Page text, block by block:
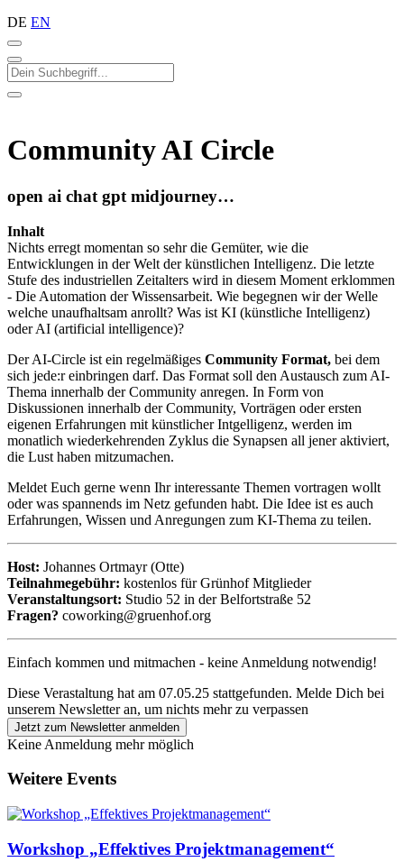
DE EN
Community AI Circle
open ai chat gpt midjourney…
Inhalt
Nichts erregt momentan so sehr die Gemüter, wie die
Entwicklungen in der Welt der künstlichen Intelligenz. Die letzte
Stufe des industriellen Zeitalters wird in diesem Moment erklommen
- Die Automation der Wissensarbeit. Wie begegnen wir der Welle
welche unaufhaltsam anrollt? Was ist KI (künstliche Intelligenz)
oder AI (artificial intelligence)?
Der AI-Circle ist ein regelmäßiges Community Format, bei dem
sich jede:r einbringen darf. Das Format soll den Austausch zum AI-
Thema innerhalb der Community anregen. In Form von
Diskussionen innerhalb der Community, Vorträgen oder ersten
eigenen Erfahrungen mit künstlicher Intgelligenz, werden im
monatlich wiederkehrenden Zyklus die Synapsen all jener aktiviert,
die Lust haben mitzumachen.
Meldet Euch gerne wenn Ihr interessante Themen vortragen wollt
oder was spannends im Netz gefunden habt. Die Idee ist es auch
Erfahrungen, Wissen und Anregungen zum KI-Thema zu teilen.
Host: Johannes Ortmayr (Otte)
Teilnahmegebühr: kostenlos für Grünhof Mitglieder
Veranstaltungsort: Studio 52 in der Belfortstraße 52
Fragen? coworking@gruenhof.org
Einfach kommen und mitmachen - keine Anmeldung notwendig!
Diese Verastaltung hat am 07.05.25 stattgefunden. Melde Dich bei
unserem Newsletter an, um nichts mehr zu verpassen
Jetzt zum Newsletter anmelden
Keine Anmeldung mehr möglich
Weitere Events
Workshop „Effektives Projektmanagement“